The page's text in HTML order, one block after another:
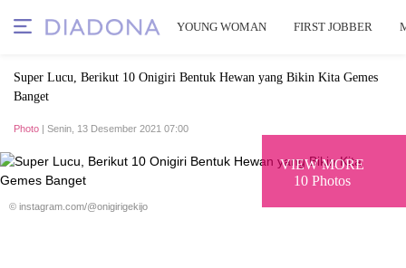
YOUNG WOMAN FIRST JOBBER
Super Lucu, Berikut 10 Onigiri Bentuk Hewan yang Bikin Kita Gemes
Banget
Photo | Senin, 13 Desember 2021 07:00
VIEW MORE
10 Photos
© instagram.com/@onigirigekijo